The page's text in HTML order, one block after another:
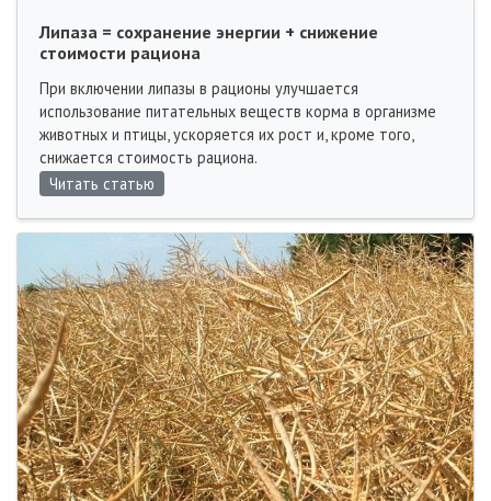
Липаза = сохранение энергии + снижение
стоимости рациона
При включении липазы в рационы улучшается
использование питательных веществ корма в организме
животных и птицы, ускоряется их рост и, кроме того,
снижается стоимость рациона.
Читать статью